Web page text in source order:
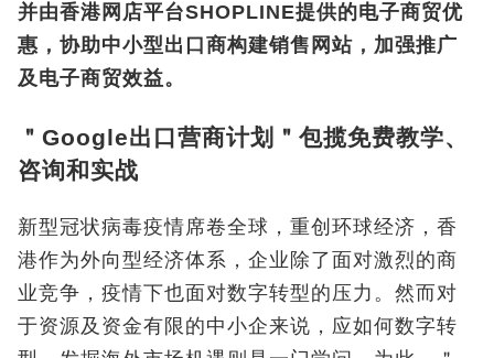
并由香港网店平台SHOPLINE提供的电子商贸优
惠，协助中小型出口商构建销售网站，加强推广
及电子商贸效益。
＂Google出口营商计划＂包揽免费教学、
咨询和实战
新型冠状病毒疫情席卷全球，重创环球经济，香
港作为外向型经济体系，企业除了面对激烈的商
业竞争，疫情下也面对数字转型的压力。然而对
于资源及资金有限的中小企来说，应如何数字转